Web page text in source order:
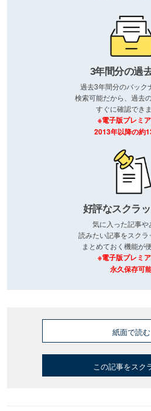
3年間分の過
過去3年間分のバック
検索可能だから、過去
すぐに確認できま
※電子版プレミ
2013年以降の約
好評なスクラ
気に入った記事や
読みたい記事をスクラ
まとめておく機能が
※電子版プレミ
永久保存可
紙面で読む
この記事をスク